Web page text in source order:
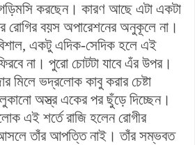
করছেন। কারণ আছে এটা একটা
রোগির বয়স অপারেশনের অনুকূলে না।
বিশাল, একটু এদিক-সেদিক হলে এই
না। পুরো চোটটা যাবে এঁর উপর।
মিলে ভদ্রলোক কাবু করার চেষ্টা
অস্ত্র একের পর ছুঁড়ে দিচ্ছেন।
এই শর্তে রাজি হলেন রোগীর
তাঁর আপত্তি নাই। তাঁর সম্ভবত